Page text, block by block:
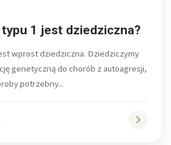
1 jest dziedziczna?
wprost dziedziczna. Dziedziczymy
genetyczną do chorób z autoagresji,
potrzebny...